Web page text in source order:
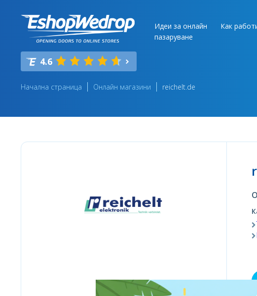
Идеи за онлайн
пазаруване
Как
4.6
Начална страница Онлайн магазини reichelt.de